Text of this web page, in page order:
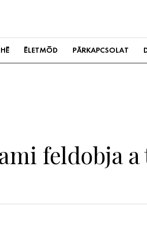
ÉLETMÓD PÁRKAPCSOLAT
feldobja a